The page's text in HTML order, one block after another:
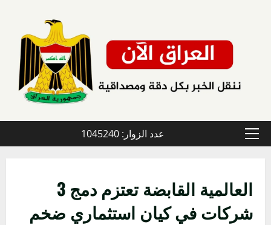
القائمة
عدد الزوار: 1045240
العالمية القابضة تعتزم دمج 3
شركات في كيان استثماري ضخم